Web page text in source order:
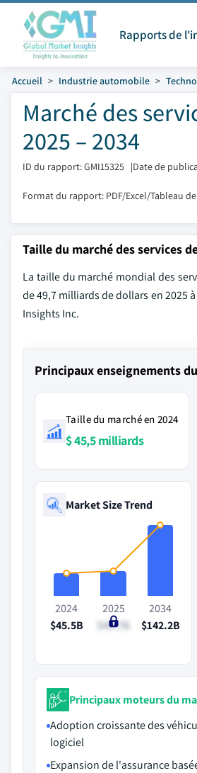
Rapports de
Accueil Industrie automobile
Marché des
2025 – 2034
ID du rapport: GMI15325 |Date de
Format du rapport: PDF/Excel/Tableau
Taille du marché des services
La taille du marché mondial des
de 49,7 milliards de dollars en 2025
Insights Inc.
Principaux enseignements
Taille du marché en 2024
$ 45,5 milliards
Market Size Trend
2024
$45.5B
2025
$49.7B
2034
$142.2B
Principaux moteurs du
Adoption croissante des
logiciel
Expansion de l'assurance